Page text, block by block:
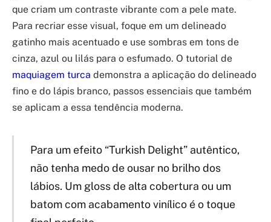
que criam um contraste vibrante com a pele mate.
Para recriar esse visual, foque em um delineado
gatinho mais acentuado e use sombras em tons de
cinza, azul ou lilás para o esfumado. O tutorial de
maquiagem turca demonstra a aplicação do delineado
fino e do lápis branco, passos essenciais que também
se aplicam a essa tendência moderna.
Para um efeito “Turkish Delight” autêntico,
não tenha medo de ousar no brilho dos
lábios. Um gloss de alta cobertura ou um
batom com acabamento vinílico é o toque